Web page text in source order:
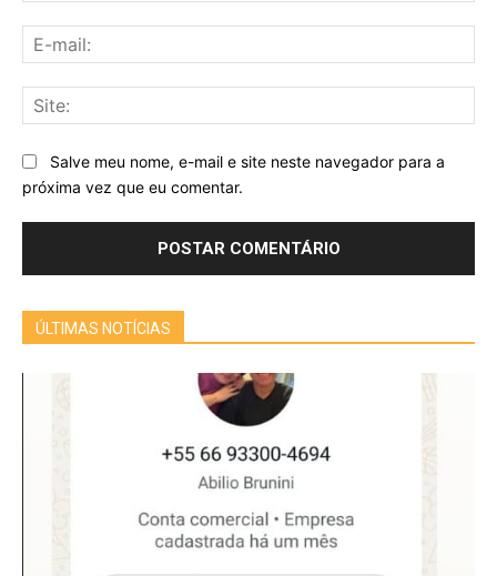
Salve meu nome, e-mail e site neste navegador para a
próxima vez que eu comentar.
ÚLTIMAS NOTÍCIAS